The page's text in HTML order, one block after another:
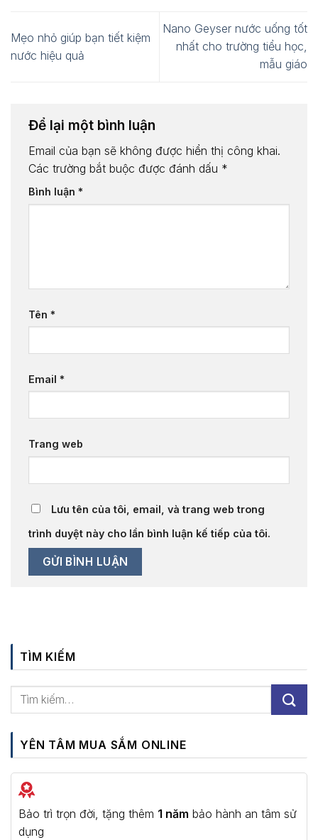
Mẹo nhỏ giúp bạn tiết kiệm
nước hiệu quả
Nano Geyser nước uống tốt
nhất cho trường tiểu học,
mẫu giáo
Để lại một bình luận
Email của bạn sẽ không được hiển thị công khai.
Các trường bắt buộc được đánh dấu *
Bình luận *
Tên *
Email *
Trang web
Lưu tên của tôi, email, và trang web trong
trình duyệt này cho lần bình luận kế tiếp của tôi.
TÌM KIẾM
YÊN TÂM MUA SẮM ONLINE
Bảo trì trọn đời, tặng thêm 1 năm bảo hành an tâm sử
dụng